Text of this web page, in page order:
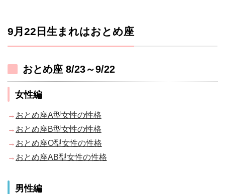
9月22日生まれはおとめ座
おとめ座 8/23～9/22
女性編
→ おとめ座A型女性の性格
→ おとめ座B型女性の性格
→ おとめ座O型女性の性格
→ おとめ座AB型女性の性格
男性編